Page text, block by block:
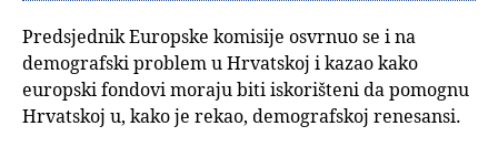
Predsjednik Europske komisije osvrnuo se i na
demografski problem u Hrvatskoj i kazao kako
europski fondovi moraju biti iskorišteni da pomognu
Hrvatskoj u, kako je rekao, demografskoj renesansi.